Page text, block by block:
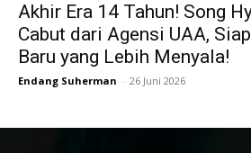
Akhir Era 14 Tahun! Song
Cabut dari Agensi UAA,
Baru yang Lebih Menyala!
Endang Suherman - 26 Juni 2026